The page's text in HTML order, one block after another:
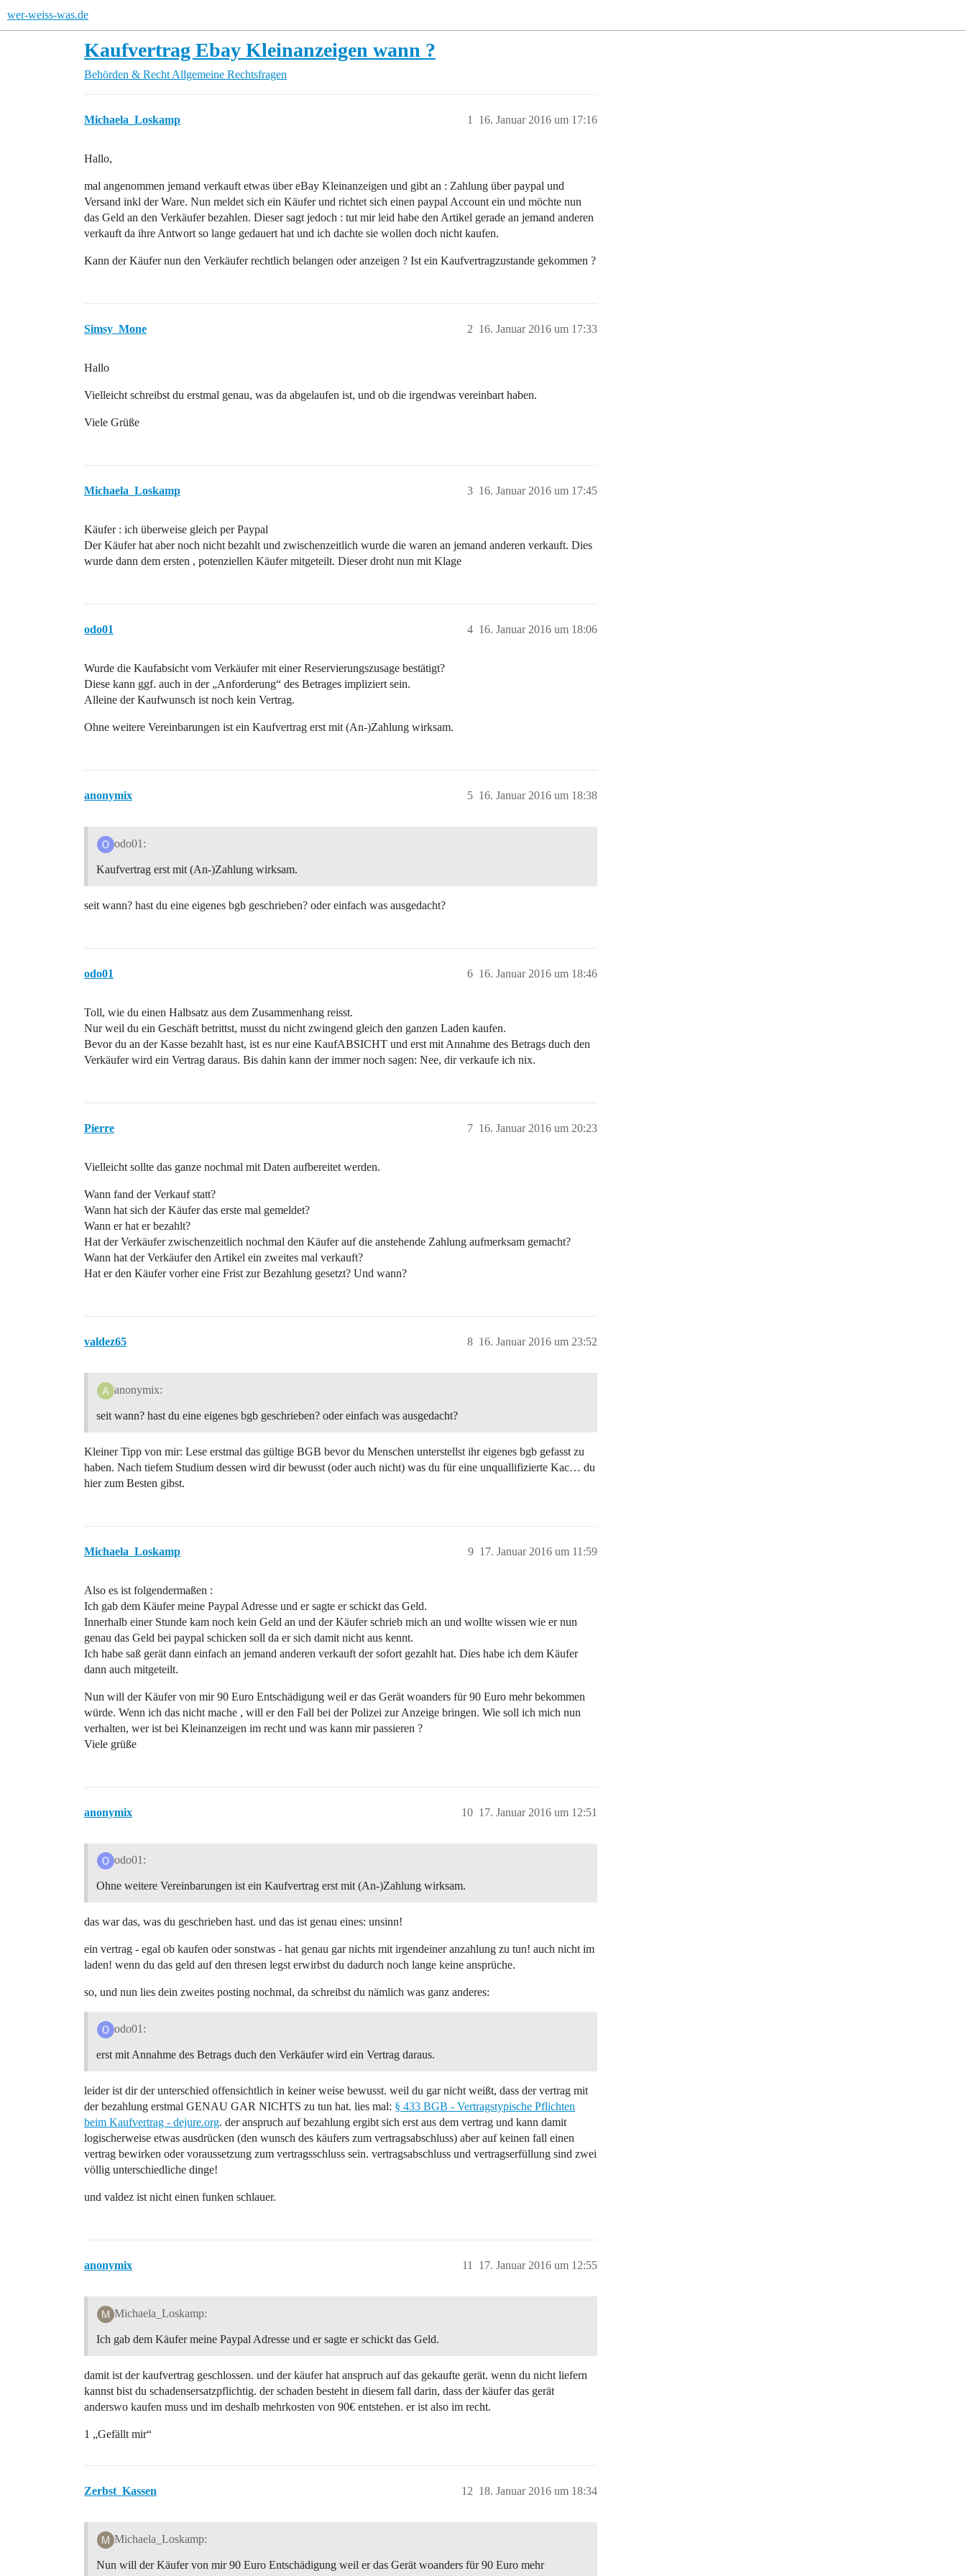
wer-weiss-was.de
Kaufvertrag Ebay Kleinanzeigen wann ?
Behörden & Recht Allgemeine Rechtsfragen
Michaela_Loskamp 16. Januar 2016 um 17:16
1
Hallo,
mal angenommen jemand verkauft etwas über eBay Kleinanzeigen und gibt an : Zahlung über paypal und
Versand inkl der Ware. Nun meldet sich ein Käufer und richtet sich einen paypal Account ein und möchte nun
das Geld an den Verkäufer bezahlen. Dieser sagt jedoch : tut mir leid habe den Artikel gerade an jemand anderen
verkauft da ihre Antwort so lange gedauert hat und ich dachte sie wollen doch nicht kaufen.
Kann der Käufer nun den Verkäufer rechtlich belangen oder anzeigen ? Ist ein Kaufvertragzustande gekommen ?
Simsy_Mone 16. Januar 2016 um 17:33
2
Hallo
Vielleicht schreibst du erstmal genau, was da abgelaufen ist, und ob die irgendwas vereinbart haben.
Viele Grüße
Michaela_Loskamp 16. Januar 2016 um 17:45
3
Käufer : ich überweise gleich per Paypal
Der Käufer hat aber noch nicht bezahlt und zwischenzeitlich wurde die waren an jemand anderen verkauft. Dies
wurde dann dem ersten , potenziellen Käufer mitgeteilt. Dieser droht nun mit Klage
odo01 16. Januar 2016 um 18:06
4
Wurde die Kaufabsicht vom Verkäufer mit einer Reservierungszusage bestätigt?
Diese kann ggf. auch in der „Anforderung“ des Betrages impliziert sein.
Alleine der Kaufwunsch ist noch kein Vertrag.
Ohne weitere Vereinbarungen ist ein Kaufvertrag erst mit (An-)Zahlung wirksam.
anonymix 16. Januar 2016 um 18:38
5
odo01:
Kaufvertrag erst mit (An-)Zahlung wirksam.
seit wann? hast du eine eigenes bgb geschrieben? oder einfach was ausgedacht?
odo01 16. Januar 2016 um 18:46
6
Toll, wie du einen Halbsatz aus dem Zusammenhang reisst.
Nur weil du ein Geschäft betrittst, musst du nicht zwingend gleich den ganzen Laden kaufen.
Bevor du an der Kasse bezahlt hast, ist es nur eine KaufABSICHT und erst mit Annahme des Betrags duch den
Verkäufer wird ein Vertrag daraus. Bis dahin kann der immer noch sagen: Nee, dir verkaufe ich nix.
Pierre 16. Januar 2016 um 20:23
7
Vielleicht sollte das ganze nochmal mit Daten aufbereitet werden.
Wann fand der Verkauf statt?
Wann hat sich der Käufer das erste mal gemeldet?
Wann er hat er bezahlt?
Hat der Verkäufer zwischenzeitlich nochmal den Käufer auf die anstehende Zahlung aufmerksam gemacht?
Wann hat der Verkäufer den Artikel ein zweites mal verkauft?
Hat er den Käufer vorher eine Frist zur Bezahlung gesetzt? Und wann?
valdez65 16. Januar 2016 um 23:52
8
anonymix:
seit wann? hast du eine eigenes bgb geschrieben? oder einfach was ausgedacht?
Kleiner Tipp von mir: Lese erstmal das gültige BGB bevor du Menschen unterstellst ihr eigenes bgb gefasst zu
haben. Nach tiefem Studium dessen wird dir bewusst (oder auch nicht) was du für eine unquallifizierte Kac… du
hier zum Besten gibst.
Michaela_Loskamp 17. Januar 2016 um 11:59
9
Also es ist folgendermaßen :
Ich gab dem Käufer meine Paypal Adresse und er sagte er schickt das Geld.
Innerhalb einer Stunde kam noch kein Geld an und der Käufer schrieb mich an und wollte wissen wie er nun
genau das Geld bei paypal schicken soll da er sich damit nicht aus kennt.
Ich habe saß gerät dann einfach an jemand anderen verkauft der sofort gezahlt hat. Dies habe ich dem Käufer
dann auch mitgeteilt.
Nun will der Käufer von mir 90 Euro Entschädigung weil er das Gerät woanders für 90 Euro mehr bekommen
würde. Wenn ich das nicht mache , will er den Fall bei der Polizei zur Anzeige bringen. Wie soll ich mich nun
verhalten, wer ist bei Kleinanzeigen im recht und was kann mir passieren ?
Viele grüße
anonymix 17. Januar 2016 um 12:51
10
odo01:
Ohne weitere Vereinbarungen ist ein Kaufvertrag erst mit (An-)Zahlung wirksam.
das war das, was du geschrieben hast. und das ist genau eines: unsinn!
ein vertrag - egal ob kaufen oder sonstwas - hat genau gar nichts mit irgendeiner anzahlung zu tun! auch nicht im
laden! wenn du das geld auf den thresen legst erwirbst du dadurch noch lange keine ansprüche.
so, und nun lies dein zweites posting nochmal, da schreibst du nämlich was ganz anderes:
odo01:
erst mit Annahme des Betrags duch den Verkäufer wird ein Vertrag daraus.
leider ist dir der unterschied offensichtlich in keiner weise bewusst. weil du gar nicht weißt, dass der vertrag mit
der bezahlung erstmal GENAU GAR NICHTS zu tun hat. lies mal: § 433 BGB - Vertragstypische Pflichten
beim Kaufvertrag - dejure.org. der anspruch auf bezahlung ergibt sich erst aus dem vertrag und kann damit
logischerweise etwas ausdrücken (den wunsch des käufers zum vertragsabschluss) aber auf keinen fall einen
vertrag bewirken oder voraussetzung zum vertragsschluss sein. vertragsabschluss und vertragserfüllung sind zwei
völlig unterschiedliche dinge!
und valdez ist nicht einen funken schlauer.
anonymix 17. Januar 2016 um 12:55
11
Michaela_Loskamp:
Ich gab dem Käufer meine Paypal Adresse und er sagte er schickt das Geld.
damit ist der kaufvertrag geschlossen. und der käufer hat anspruch auf das gekaufte gerät. wenn du nicht liefern
kannst bist du schadensersatzpflichtig. der schaden besteht in diesem fall darin, dass der käufer das gerät
anderswo kaufen muss und im deshalb mehrkosten von 90€ entstehen. er ist also im recht.
1 „Gefällt mir“
Zerbst_Kassen 18. Januar 2016 um 18:34
12
Michaela_Loskamp:
Nun will der Käufer von mir 90 Euro Entschädigung weil er das Gerät woanders für 90 Euro mehr